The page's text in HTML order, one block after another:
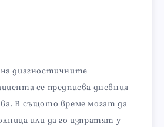
диагностичните
се предписва дневния
В същото време могат да
или да го изпратят у